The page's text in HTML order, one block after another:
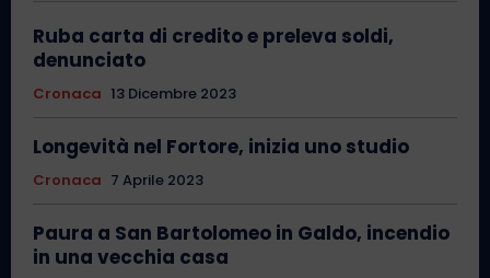
Ruba carta di credito e preleva soldi,
denunciato
Cronaca 13 Dicembre 2023
Longevità nel Fortore, inizia uno studio
Cronaca 7 Aprile 2023
Paura a San Bartolomeo in Galdo, incendio
in una vecchia casa